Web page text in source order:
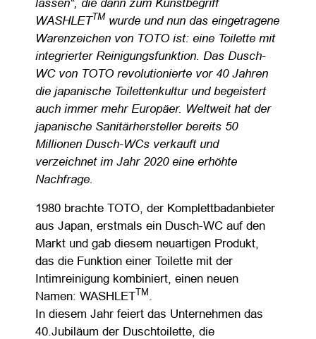
WASHLETTM wurde und nun das eingetragene
Warenzeichen von TOTO ist: eine Toilette mit
integrierter Reinigungsfunktion. Das Dusch-
WC von TOTO revolutionierte vor 40 Jahren
die japanische Toilettenkultur und begeistert
auch immer mehr Europäer. Weltweit hat der
japanische Sanitärhersteller bereits 50
Millionen Dusch-WCs verkauft und
verzeichnet im Jahr 2020 eine erhöhte
Nachfrage.
1980 brachte TOTO, der Komplettbadanbieter
aus Japan, erstmals ein Dusch-WC auf den
Markt und gab diesem neuartigen Produkt,
das die Funktion einer Toilette mit der
Intimreinigung kombiniert, einen neuen
Namen: WASHLETTM
In diesem Jahr feiert das Unternehmen das
40.Jubiläum der Duschtoilette, die